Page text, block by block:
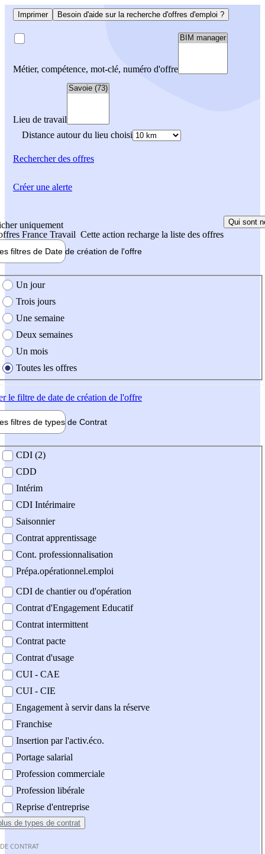
Imprimer Besoin d'aide sur la recherche d'offres d'emploi ?
Métier, compétence, mot-clé, numéro d'offre
Lieu de travail
Distance autour du lieu choisi
Rechercherdes offres
uniquement
France Travail Cette action recharge la liste des offres
Qui sont
filtres de Date de création de l'offre
création de l'offre
Un jour
Trois jours
Une semaine
Deux semaines
Un mois
Toutes les offres
le filtre de date de création de l'offre
filtres de types de Contrat
contrat
CDI (2)
CDD
Intérim
CDI Intérimaire
Saisonnier
Contrat apprentissage
Cont. professionnalisation
Prépa.opérationnel.emploi
CDI de chantier ou d'opération
Contrat d'Engagement Educatif
Contrat intermittent
Contrat pacte
Contrat d'usage
CUI - CAE
CUI - CIE
Engagement à servir dans la réserve
Franchise
Insertion par l'activ.éco.
Portage salarial
Profession commerciale
Profession libérale
Reprise d'entreprise
de types de contrat
CONTRAT
Créer une alerte